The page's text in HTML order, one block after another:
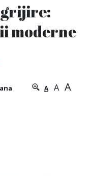
moderne
A A A